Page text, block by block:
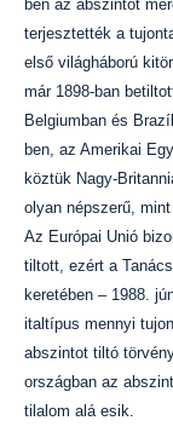
ben az abszintot
terjesztették a
első világháború
már 1898-ban
Belgiumban és
ben, az Amerikai
köztük Nagy-
olyan népszerű,
Az Európai Unió
tiltott, ezért a
keretében – 1988.
italtípus mennyi
abszintot tiltó
országban az
tilalom alá esik.